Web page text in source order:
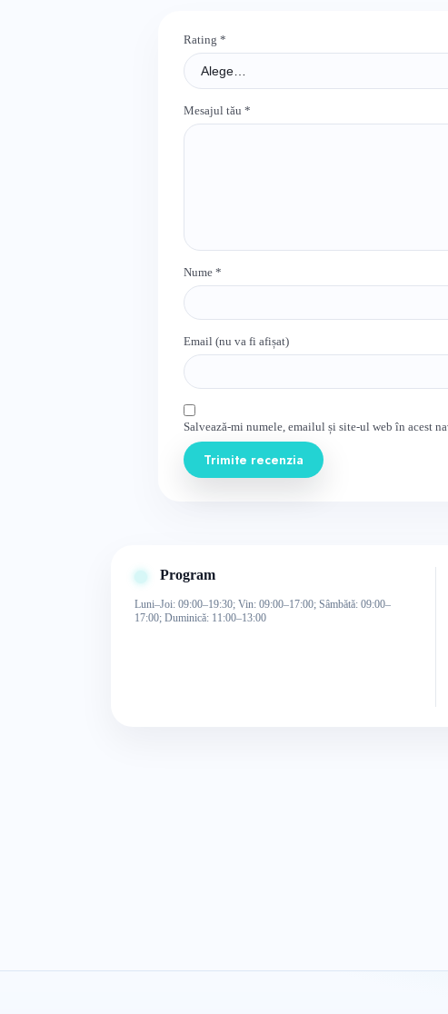
Rating *
Mesajul tău *
Nume *
Email (nu va fi afișat)
Salvează-mi numele, emailul și site-ul web în acest
Trimite recenzia
Program
Luni–Joi: 09:00–19:30; Vin: 09:00–17:00; Sâmbătă: 09:00–
17:00; Duminică: 11:00–13:00